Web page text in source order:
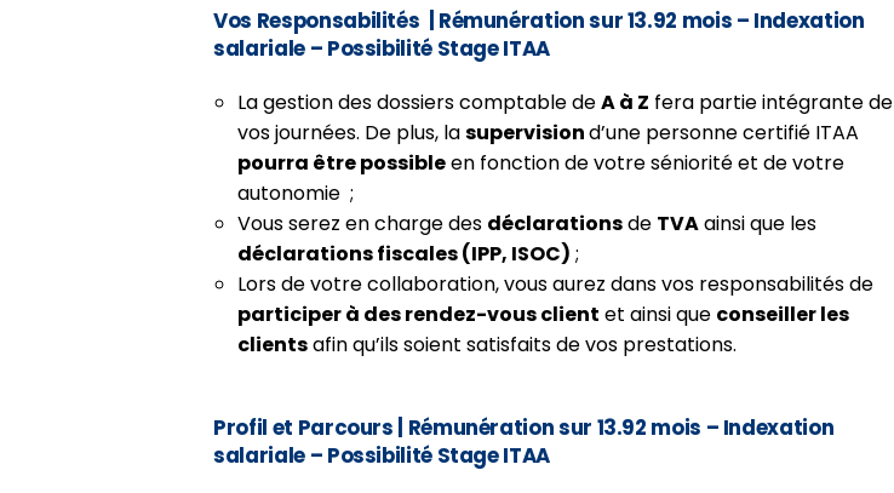
Vos Responsabilités
Rémunération sur 13.92 mois – Indexation
salariale – Possibilité Stage ITAA
La gestion des dossiers comptable deA à Z fera partie intégrante de
vos journées. De plus, lasupervisiond’une personne certifié ITAA
pourra être possibleen fonction de votre séniorité et de votre
autonomie ;
Vous serez en charge des déclarationsde TVAainsi que les
déclarations fiscales (IPP, ISOC) ;
Lors de votre collaboration, vous aurez dans vos responsabilités de
participer à des rendez-vous client et ainsi que conseiller les
clientsafin qu’ils soient satisfaits de vos prestations.
Profil et Parcours Rémunération sur 13.92 mois – Indexation
salariale – Possibilité Stage ITAA